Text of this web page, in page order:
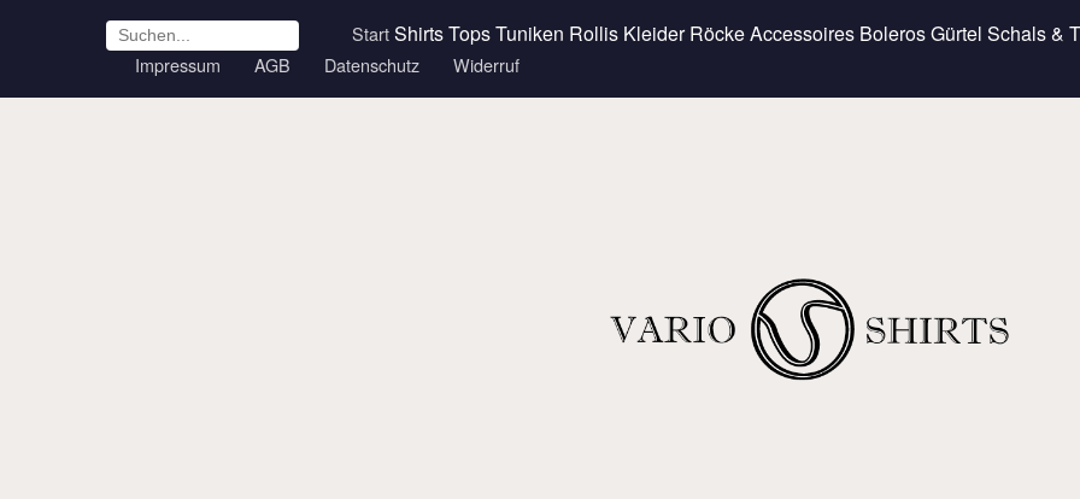
StartShirtsTopsTuniken Rollis Kleider RöckeAccessoires BolerosGürtel Schals &
Impressum AGB Datenschutz Widerruf